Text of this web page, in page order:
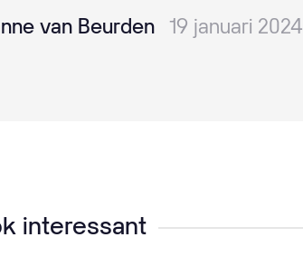
van Beurden 19 januari 2024
interessant